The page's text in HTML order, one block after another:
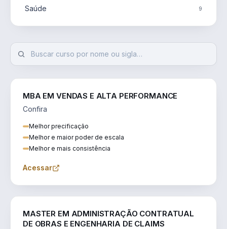
Saúde 9
MBA EM VENDAS E ALTA PERFORMANCE
Confira
Melhor precificação
Melhor e maior poder de escala
Melhor e mais consistência
Acessar
MASTER EM ADMINISTRAÇÃO CONTRATUAL
DE OBRAS E ENGENHARIA DE CLAIMS